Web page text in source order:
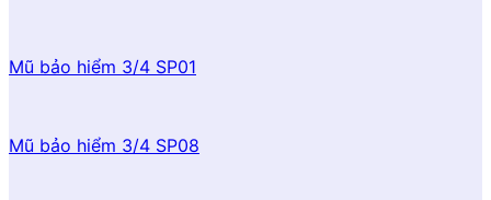
Mũ bảo hiểm 3/4 SP01
Mũ bảo hiểm 3/4 SP08